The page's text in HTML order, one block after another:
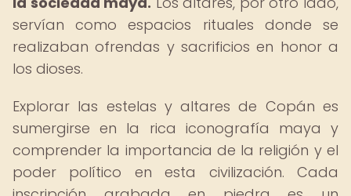
servían como espacios rituales donde se
realizaban ofrendas y sacrificios en honor a
los dioses.
Explorar las estelas y altares de Copán es
sumergirse en la rica iconografía maya y
comprender la importancia de la religión y el
poder político en esta civilización. Cada